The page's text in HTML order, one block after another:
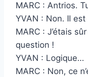
MARC : Antrios.
YVAN : Non. Il est
MARC : J’étais
question !
YVAN : Logique…
MARC : Non, ce